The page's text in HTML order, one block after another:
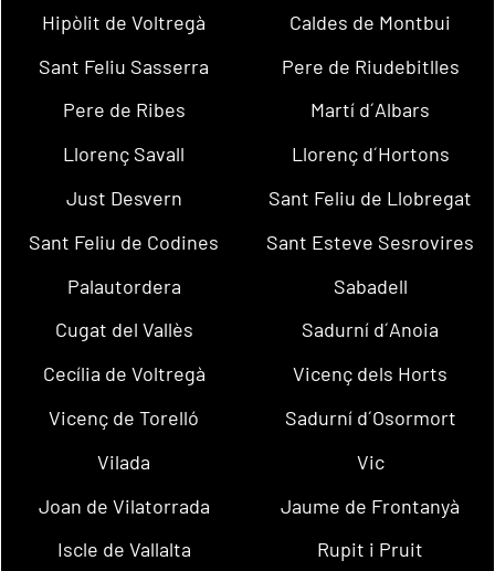
Hipòlit de Voltregà
Caldes de Montbui
Sant Feliu Sasserra
Pere de Riudebitlles
Pere de Ribes
Martí d´Albars
Llorenç Savall
Llorenç d´Hortons
Just Desvern
Sant Feliu de Llobregat
Sant Feliu de Codines
Sant Esteve Sesrovires
Palautordera
Sabadell
Cugat del Vallès
Sadurní d´Anoia
Cecília de Voltregà
Vicenç dels Horts
Vicenç de Torelló
Sadurní d´Osormort
Vilada
Vic
Joan de Vilatorrada
Jaume de Frontanyà
Iscle de Vallalta
Rupit i Pruit